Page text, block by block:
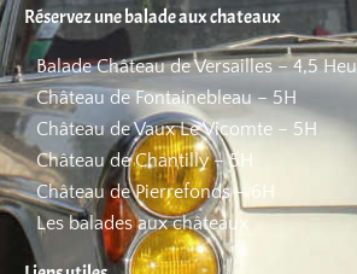
Réservez une balade aux chateaux
Balade Château de Versailles – 4,5
Château de Fontainebleau – 5H
Château de Vaux Le Vicomte – 5H
Château de Chantilly – 5H
Château de Pierrefonds – 6H
Les balades aux châteaux